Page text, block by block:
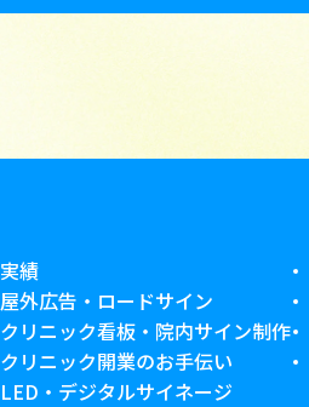
実績
屋外広告・ロードサイン
クリニック看板・院内サイン制作
クリニック開業のお手伝い
LED・デジタルサイネージ